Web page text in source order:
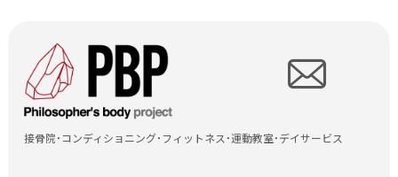
TOP
すずき接骨院
接骨院・コンディショニング・フィットネス・運動教室・デイサービス